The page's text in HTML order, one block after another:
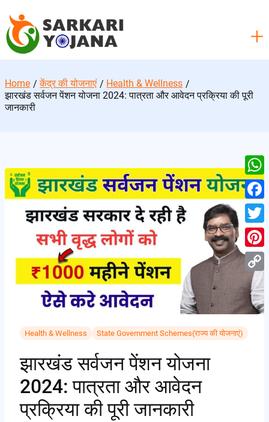
content
Home केंद्र की योजनाएं
Health & Wellness
झारखंड सर्वजन पेंशन योजना 2024: पात्रता और आवेदन प्रक्रिया की पूरी
जानकारी
Health & Wellness State Government Schemes(राज्य की योजनाएं)
झारखंड सर्वजन पेंशन योजना
2024: पात्रता और आवेदन
प्रक्रिया की पूरी जानकारी
W
h
a
t
s
A
p
F
a
c
e
b
T
w
i
t
t
e
P
n
t
C
o
y